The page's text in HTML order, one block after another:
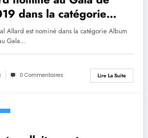
dans la catégorie
de l’année
Allard est nominé dans la catégorie Album
Gala…
0 Commentaires Lire La Suite